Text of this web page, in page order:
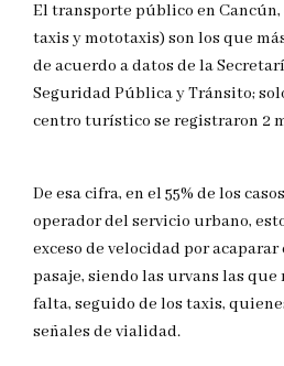
El transporte público en Cancún,
taxis y mototaxis) son los que
de acuerdo a datos de la
Seguridad Pública y Tránsito;
centro turístico se registraron 2
De esa cifra, en el 55% de los
operador del servicio urbano,
exceso de velocidad por
pasaje, siendo las urvans las
falta, seguido de los taxis,
señales de vialidad.